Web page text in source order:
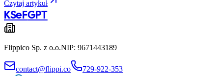
Czytaj artykuł
KSeFGPT
Flippico Sp. z o.o.NIP: 9671443189
contact@flippi.co 729-922-353